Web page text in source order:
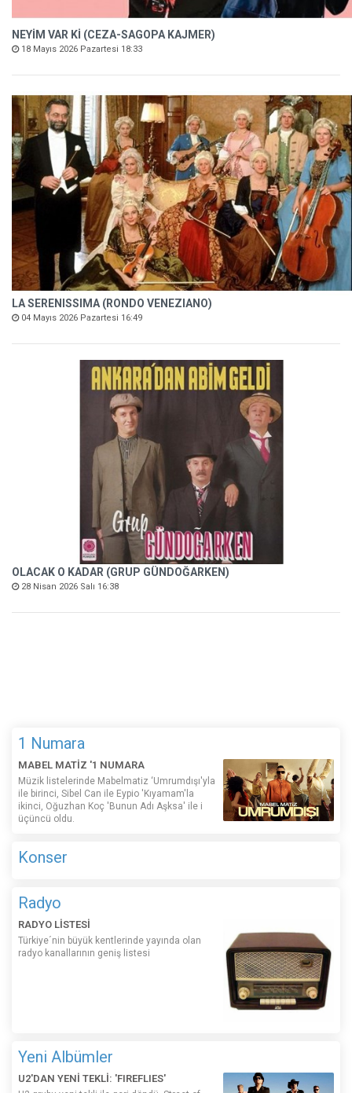
NEYİM VAR Kİ (CEZA-SAGOPA KAJMER)
18 Mayıs 2026 Pazartesi 18:33
LA SERENISSIMA (RONDO VENEZIANO)
04 Mayıs 2026 Pazartesi 16:49
OLACAK O KADAR (GRUP GÜNDOĞARKEN)
28 Nisan 2026 Salı 16:38
1 Numara
MABEL MATİZ '1 NUMARA
Müzik listelerinde Mabelmatiz ‘Umrumdışı'yla
ile birinci, Sibel Can ile Eypio 'Kıyamam'la
ikinci, Oğuzhan Koç 'Bunun Adı Aşksa' ile i
üçüncü oldu.
Konser
Radyo
RADYO LİSTESİ
Türkiye´nin büyük kentlerinde yayında olan
radyo kanallarının geniş listesi
Yeni Albümler
U2'DAN YENİ TEKLİ: 'FIREFLIES'